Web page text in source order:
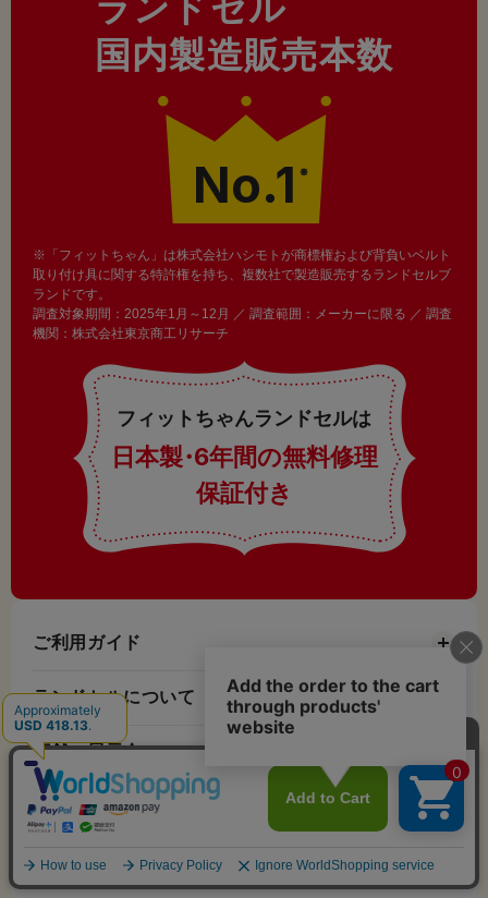
国内製造販売本数
No.1 ※
※「フィットちゃん」は株式会社ハシモトが商標権および背負いベルト
取り付け具に関する特許権を持ち、複数社で製造販売するランドセルブ
ランドです。
調査対象期間：2025年1月～12月 ／ 調査範囲：メーカーに限る ／ 調査
機関：株式会社東京商工リサーチ
フィットちゃんランドセルは
日本製・6年間の無料修理
保証付き
ご利用ガイド
ランドセルについて
店舗・展示会
お知らせ
お役立ちコンテンツ